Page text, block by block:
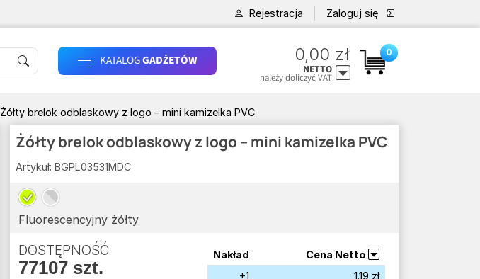
Rejestracja Zaloguj się
KATALOGGADŻETÓW 0,00 zł
NETTO
należy doliczyć VAT
0
Żółty brelok odblaskowy z logo – mini kamizelka PVC
Żółty brelok odblaskowy z logo – mini kamizelka PVC
Artykuł: BGPL03531MDC
Fluorescencyjny żółty
DOSTĘPNOŚĆ
77107 szt.
Nakład
Cena Netto
+1
1.19 zł